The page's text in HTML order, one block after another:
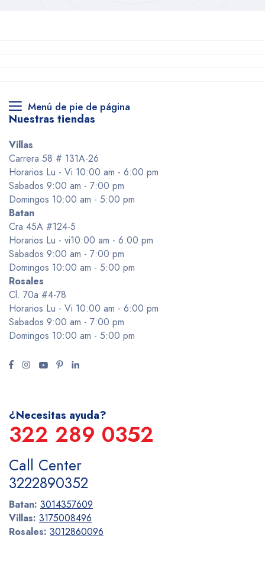
Menú de pie de página
Nuestras tiendas
Villas
Carrera 58 # 131A-26
Horarios Lu - Vi 10:00 am - 6:00 pm
Sabados 9:00 am - 7:00 pm
Domingos 10:00 am - 5:00 pm
Batan
Cra 45A #124-5
Horarios Lu - vi10:00 am - 6:00 pm
Sabados 9:00 am - 7:00 pm
Domingos 10:00 am - 5:00 pm
Rosales
Cl. 70a #4-78
Horarios Lu - Vi 10:00 am - 6:00 pm
Sabados 9:00 am - 7:00 pm
Domingos 10:00 am - 5:00 pm
¿Necesitas ayuda?
322 289 0352
Call Center
3222890352
Batan: 3014357609
Villas: 3175008496
Rosales: 3012860096